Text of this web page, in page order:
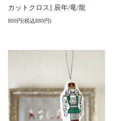
カットクロス] 辰年/竜/龍
800円(税込880円)